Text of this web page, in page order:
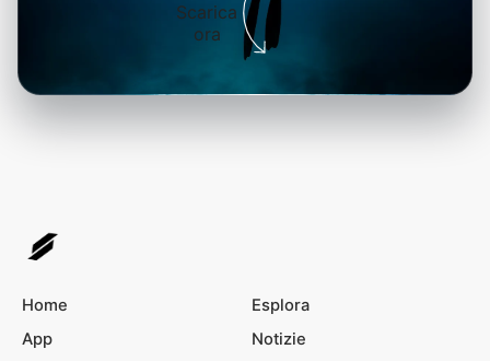
Scarica
ora
Home
Esplora
App
Notizie